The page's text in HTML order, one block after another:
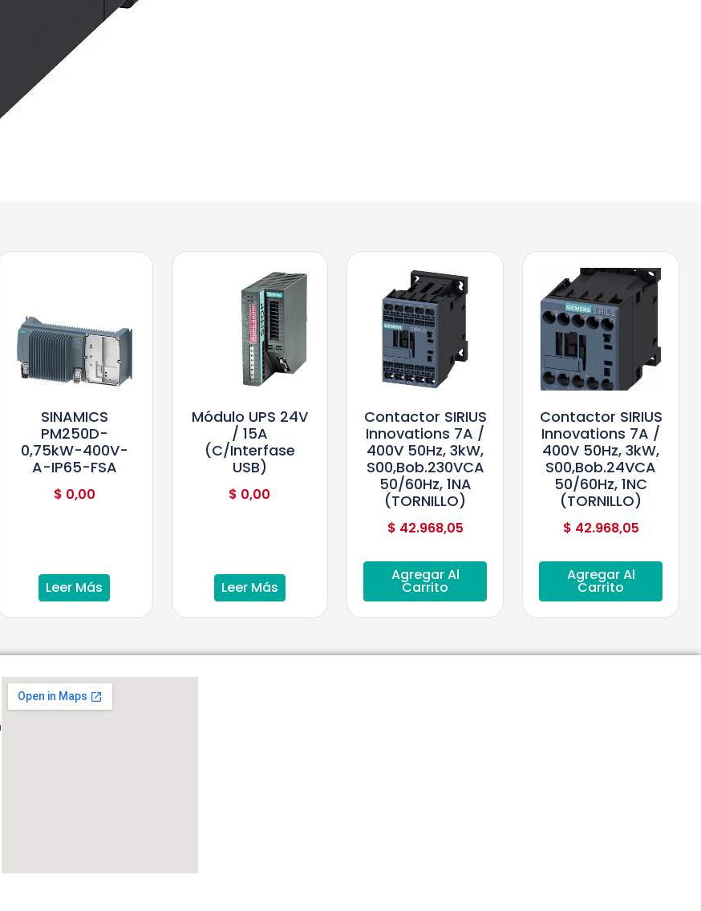
SINAMICS
PM250D-
0,75kW-400V-
A-IP65-FSA
$ 0,00
Leer Más
Módulo UPS 24V
/ 15A
(c/interfase
USB)
$ 0,00
Leer Más
Contactor SIRIUS
Innovations 7A /
400V 50Hz, 3kW,
S00,bob.230VCA
50/60Hz, 1NA
(TORNILLO)
$ 42.968,05
Agregar Al
Carrito
Contactor SIRIUS
Innovations 7A /
400V 50Hz, 3kW,
S00,bob.24VCA
50/60Hz, 1NC
(TORNILLO)
$ 42.968,05
Agregar Al
Carrito